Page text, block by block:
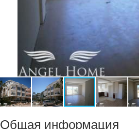
Общая информация